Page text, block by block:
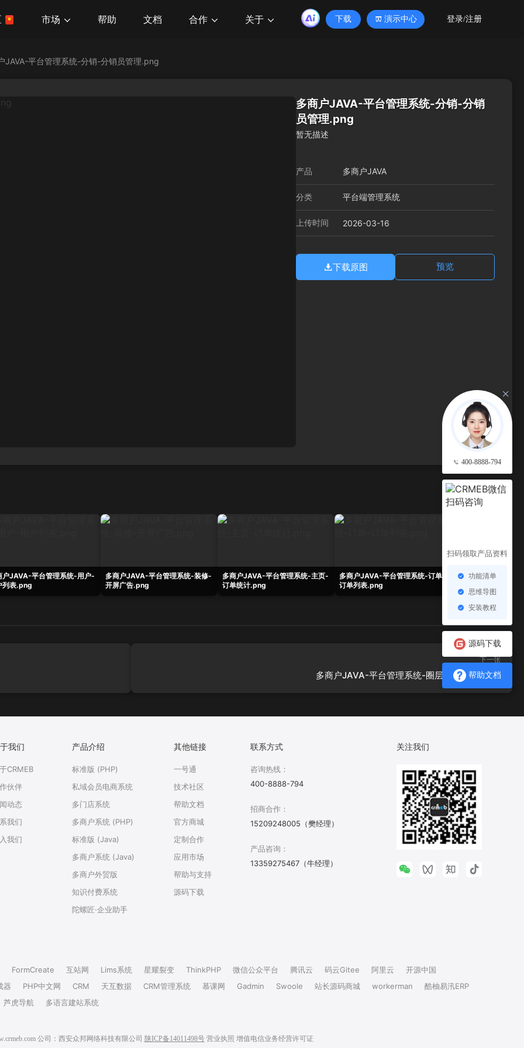
市场 帮助 文档 合作 关于 下载 演示中心 登录/注册
400-8888-794
扫码领取产品资料
功能清单
思维导图
安装教程
源码下载
帮助文档
JAVA-平台管理系统-分销-分销员管理.png
多商户JAVA-平台管理系统-分销-分销
员管理.png
暂无描述
产品 多商户JAVA
分类 平台端管理系统
上传时间 2026-03-16
下载原图 预览
查看更多 →
户JAVA-平台管理系统-用户-
列表.png
多商户JAVA-平台管理系统-装修-
开屏广告.png
多商户JAVA-平台管理系统-主页-
订单统计.png
多商户JAVA-平台管理系统-订单-
订单列表.png
多商户JAVA-平台管
下一张
多商户JAVA-平台管理系统-圈层-圈层管理.png
我们
CRMEB
伙伴
动态
我们
我们
产品介绍
标准版 (PHP)
私域会员电商系统
多门店系统
多商户系统 (PHP)
标准版 (Java)
多商户系统 (Java)
多商户外贸版
知识付费系统
陀螺匠·企业助手
其他链接
一号通
技术社区
帮助文档
官方商城
定制合作
应用市场
帮助与支持
源码下载
联系方式
咨询热线：
400-8888-794
招商合作：
15209248005（樊经理）
产品咨询：
13359275467（牛经理）
关注我们
FormCreate 互站网 Lims系统 星耀裂变 ThinkPHP 微信公众平台 腾讯云 码云Gitee 阿里云
开源中国
器
PHP中文网 CRM 天互数据 CRM管理系统 慕课网 Gadmin Swoole 站长源码商城 workerman
酷柚易汛ERP
芦虎导航
多语言建站系统
公司：西安众邦网络科技有限公司 陕ICP备14011498号 营业执照 增值电信业务经营许可证